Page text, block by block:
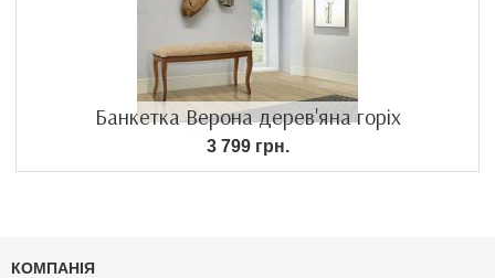
Банкетка Верона дерев'яна горіх
3 799 грн.
КОМПАНІЯ